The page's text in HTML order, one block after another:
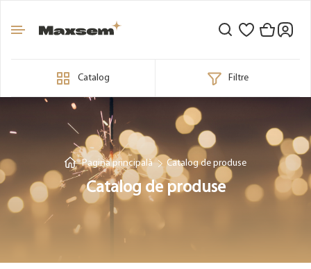
Catalog Filtre
Pagina principală Catalog de produse
Catalog de produse